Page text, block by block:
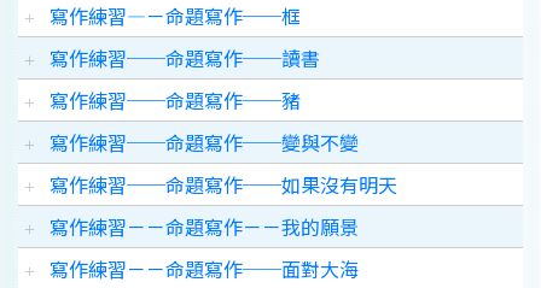
寫作練習—－命題寫作──框
寫作練習──命題寫作──讀書
寫作練習──命題寫作──豬
寫作練習──命題寫作──變與不變
寫作練習──命題寫作──如果沒有明天
寫作練習－－命題寫作－－我的願景
寫作練習－－命題寫作──面對大海